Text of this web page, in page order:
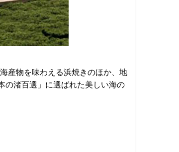
産物を味わえる浜焼きのほか、地
の渚百選」に選ばれた美しい海の